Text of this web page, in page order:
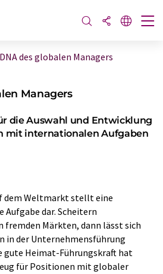
des globalen Managers
Managers
die Auswahl und Entwicklung
mit internationalen Aufgaben
dem Weltmarkt stellt eine
Aufgabe dar. Scheitern
fremden Märkten, dann lässt sich
in der Unternehmensführung
gute Heimat-Führungskraft hat
für Positionen mit globaler